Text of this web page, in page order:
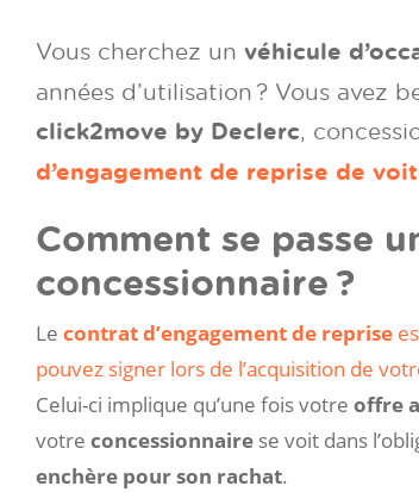
Vous cherchez un véhicule
années d’utilisation ? Vous avez
click2move by Declerc,
d’engagement de reprise de
Comment se passe
concessionnaire ?
Le contrat d’engagement de reprise
pouvez signer lors de l’acquisition de
Celui-ci implique qu’une fois votre offre
votre concessionnaire se voit dans
enchère pour son rachat.